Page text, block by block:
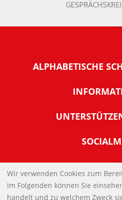
ALPHABETISCHE
Warum
Tipps zur Nutzung
Banner und E-
Links
Werden Sie
Spenden
Wir verwenden Cookies zum
Im Folgenden können Sie
handelt und zu welchem Zweck